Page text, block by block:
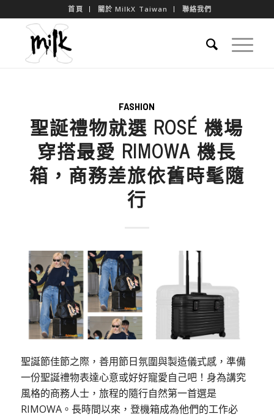
首頁 關於 MilkX Taiwan 聯絡我們
FASHION
聖誕禮物就選 ROSÉ 機場
穿搭最愛 RIMOWA 機長
箱，商務差旅依舊時髦隨
行
聖誕節佳節之際，善用節日氛圍與製造儀式感，準備
一份聖誕禮物表達心意或好好寵愛自己吧！身為講究
風格的商務人士，旅程的隨行自然第一首選是
RIMOWA。長時間以來，登機箱成為他們的工作必